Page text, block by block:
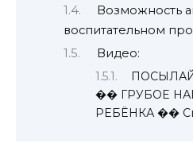
Возможность
воспитательном
Видео:
�� ГРУБОЕ
РЕБЁНКА ��